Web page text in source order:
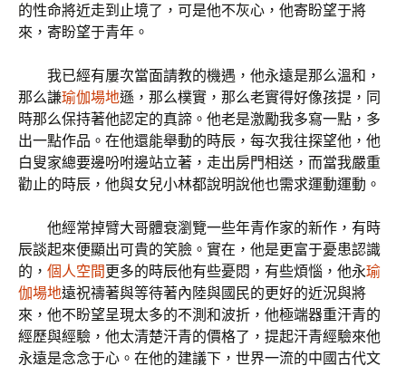
的性命將近走到止境了，可是他不灰心，他寄盼望于將
來，寄盼望于青年。
我已經有屢次當面請教的機遇，他永遠是那么溫和，
那么謙瑜伽場地遜，那么樸實，那么老實得好像孩提，同
時那么保持著他認定的真諦。他老是激勵我多寫一點，多
出一點作品。在他還能舉動的時辰，每次我往探望他，他
白叟家總要邊吩咐邊站立著，走出房門相送，而當我嚴重
勸止的時辰，他與女兒小林都說明說他也需求運動運動。
他經常掉臂大哥體衰瀏覽一些年青作家的新作，有時
辰談起來便顯出可貴的笑臉。實在，他是更富于憂患認識
的， 個人空間更多的時辰他有些憂悶，有些煩惱，他永瑜
伽場地遠祝禱著與等待著內陸與國民的更好的近況與將
來，他不盼望呈現太多的不測和波折，他極端器重汗青的
經歷與經驗，他太清楚汗青的價格了，提起汗青經驗來他
永遠是念念于心。在他的建議下，世界一流的中國古代文